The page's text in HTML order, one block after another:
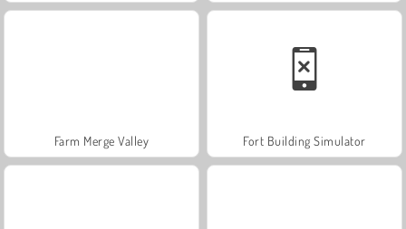
Farm Merge Valley Fort Building Simulator